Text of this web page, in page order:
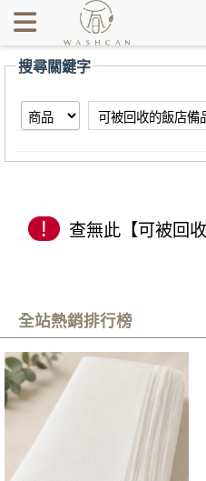
【可被回收的飯店備品】搜尋
搜尋關鍵字
! 查無此【可被回
全站熱銷排行榜